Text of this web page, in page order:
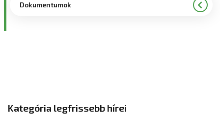
Dokumentumok
Kategória legfrissebb hírei